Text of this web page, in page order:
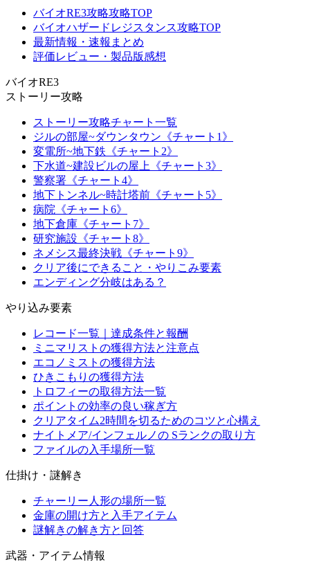
バイオRE3攻略攻略TOP
バイオハザードレジスタンス攻略TOP
最新情報・速報まとめ
評価レビュー・製品版感想
バイオRE3
ストーリー攻略
ストーリー攻略チャート一覧
ジルの部屋~ダウンタウン《チャート1》
変電所~地下鉄《チャート2》
下水道~建設ビルの屋上《チャート3》
警察署《チャート4》
地下トンネル~時計塔前《チャート5》
病院《チャート6》
地下倉庫《チャート7》
研究施設《チャート8》
ネメシス最終決戦《チャート9》
クリア後にできること・やりこみ要素
エンディング分岐はある？
やり込み要素
レコード一覧｜達成条件と報酬
ミニマリストの獲得方法と注意点
エコノミストの獲得方法
ひきこもりの獲得方法
トロフィーの取得方法一覧
ポイントの効率の良い稼ぎ方
クリアタイム2時間を切るためのコツと心構え
ナイトメア/インフェルノの Sランクの取り方
ファイルの入手場所一覧
仕掛け・謎解き
チャーリー人形の場所一覧
金庫の開け方と入手アイテム
謎解きの解き方と回答
武器・アイテム情報